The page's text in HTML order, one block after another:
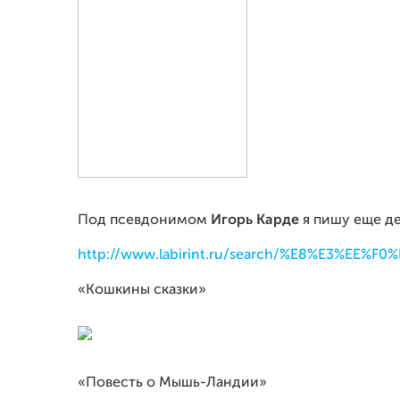
Под псевдонимом Игорь Карде я пишу еще
http://www.labirint.ru/search/
«Кошкины сказки»
«Повесть о Мышь-Ландии»